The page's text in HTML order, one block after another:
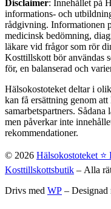
Disclaimer: Innehållet på
informations- och
rådgivning. Informationen
medicinsk bedömning,
läkare vid frågor som rör
Kosttillskott bör användas
för, en balanserad och
Hälsokostoteket deltar i
kan få ersättning genom
samarbetspartners.
men påverkar inte
rekommendationer.
© 2026 Hälsokostoteket
Kosttillskottsbutik – Alla
Drivs med WP – Designad